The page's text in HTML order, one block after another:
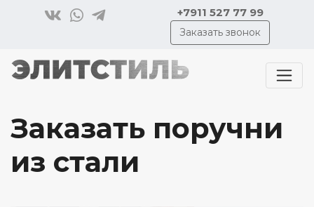
+7911 527 77 99
Заказать звонок
Заказать поручни
из стали